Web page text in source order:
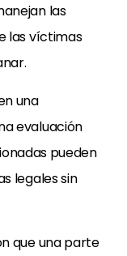
las
las víctimas
una
evaluación
pueden
legales sin
que una parte